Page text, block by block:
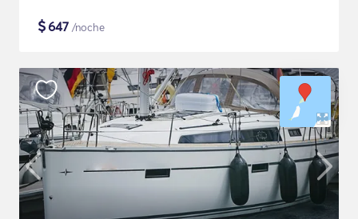
$647 /noche